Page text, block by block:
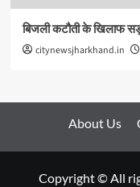
बिजली कटौती के खिलाफ
citynewsjharkhand.in
About Us
Copyright © All